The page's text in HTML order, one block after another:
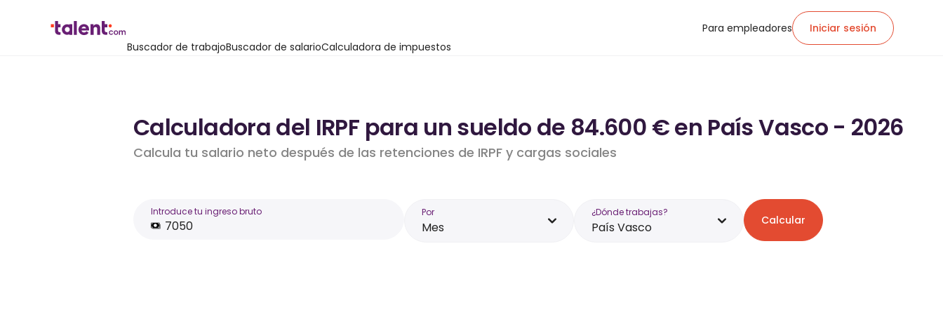
Buscador de trabajoBuscador de salarioCalculadora de impuestos
Para empleadores Iniciar sesión
Calculadora del IRPF para un sueldo de 84.600 € en País Vasco - 2026
Calcula tu salario neto después de las retenciones de IRPF y cargas sociales
Introduce tu ingreso bruto Por
Mes
¿Dónde trabajas?
País Vasco Calcular